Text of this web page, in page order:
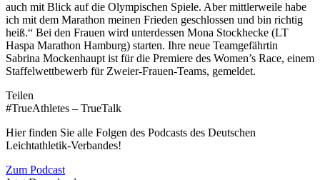
auch mit Blick auf die Olympischen Spiele. Aber mittlerweile habe
ich mit dem Marathon meinen Frieden geschlossen und bin richtig
heiß.“ Bei den Frauen wird unterdessen Mona Stockhecke (LT
Haspa Marathon Hamburg) starten. Ihre neue Teamgefährtin
Sabrina Mockenhaupt ist für die Premiere des Women’s Race, einem
Staffelwettbewerb für Zweier-Frauen-Teams, gemeldet.
Teilen
#TrueAthletes – TrueTalk
Hier finden Sie alle Folgen des Podcasts des Deutschen
Leichtathletik-Verbandes!
Zum Podcast